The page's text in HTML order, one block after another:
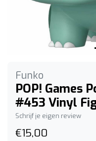
Funko
POP! Games
#453 Vinyl
Schrijf je eigen review
€15,00